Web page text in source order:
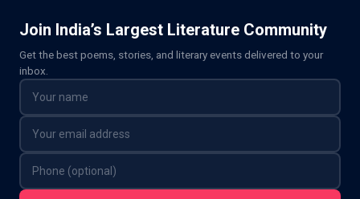
Join India’s Largest Literature Community
Get the best poems, stories, and literary events delivered to your
inbox.